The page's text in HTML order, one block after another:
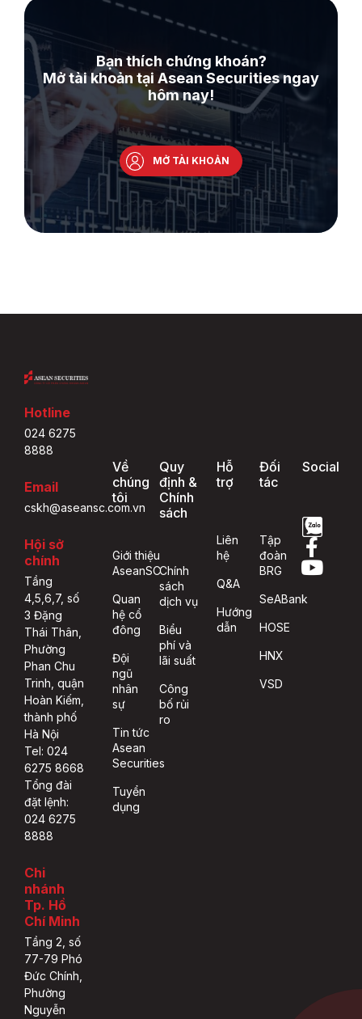
Bạn thích chứng khoán?
Mở tài khoản tại Asean Securities ngay
hôm nay!
MỞ TÀI KHOẢN
Hotline
024 6275
8888
Email
cskh@aseansc.com.vn
Hội sở
chính
Tầng
4,5,6,7, số
3 Đặng
Thái Thân,
Phường
Phan Chu
Trinh, quận
Hoàn Kiếm,
thành phố
Hà Nội
Tel: 024
6275 8668
Tổng đài
đặt lệnh:
024 6275
8888
Chi
nhánh
Tp. Hồ
Chí Minh
Tầng 2, số
77-79 Phó
Đức Chính,
Phường
Nguyễn
Về
chúng
tôi
Giới thiệu
AseanSC
Quan
hệ cổ
đông
Đội
ngũ
nhân
sự
Tin tức
Asean
Securities
Tuyển
dụng
Quy
định &
Chính
sách
Chính
sách
dịch vụ
Biểu
phí và
lãi suất
Công
bố rủi
ro
Hỗ
trợ
Liên
hệ
Q&A
Hướng
dẫn
Đối
tác
Tập
đoàn
BRG
SeABank
HOSE
HNX
VSD
Social